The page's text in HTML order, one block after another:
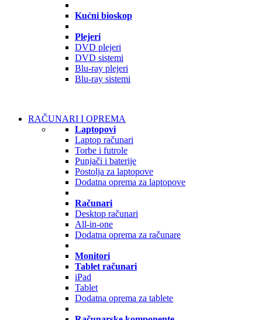
Kućni bioskop
Plejeri
DVD plejeri
DVD sistemi
Blu-ray plejeri
Blu-ray sistemi
RAČUNARI I OPREMA
Laptopovi
Laptop računari
Torbe i futrole
Punjači i baterije
Postolja za laptopove
Dodatna oprema za laptopove
Računari
Desktop računari
All-in-one
Dodatna oprema za računare
Monitori
Tablet računari
iPad
Tablet
Dodatna oprema za tablete